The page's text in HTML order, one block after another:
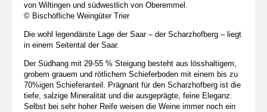
von Wiltingen und südwestlich von Oberemmel.
© Bischöfliche Weingüter Trier
Die wohl legendärste Lage der Saar – der Scharzhofberg – liegt
in einem Seitental der Saar.
Der Südhang mit 29-55 % Steigung besteht aus lösshaltigem,
grobem grauem und rötlichem Schieferboden mit einem bis zu
70%igen Schieferanteil. Prägnant für den Scharzhofberg ist die
tiefe, salzige Mineralität und die ausgeprägte, feine Eleganz.
Selbst bei sehr hoher Reife weisen die Weine immer noch ein